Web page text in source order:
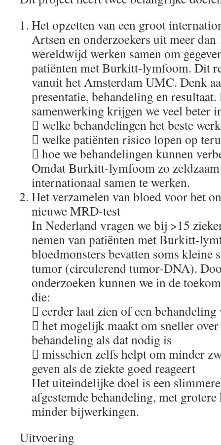
Het opzetten van een groot
Artsen en onderzoekers uit meer
wereldwijd werken samen om
patiënten met Burkitt-lymfoom. Dit
vanuit het Amsterdam UMC. Denk
presentatie, behandeling en
samenwerking krijgen we veel beter
 welke behandelingen het beste
 welke patiënten risico lopen op
 hoe we behandelingen kunnen
Omdat Burkitt-lymfoom zo
internationaal samen te werken.
Het verzamelen van bloed voor het
nieuwe MRD-test
In Nederland vragen we bij >15
nemen van patiënten met Burkitt-
bloedmonsters bevatten soms kleine
tumor (circulerend tumor-DNA).
onderzoeken kunnen we in de
die:
 eerder laat zien of een
 het mogelijk maakt om sneller over
behandeling als dat nodig is
 misschien zelfs helpt om minder
geven als de ziekte goed reageert
Het uiteindelijke doel is een
afgestemde behandeling, met
minder bijwerkingen.
Uitvoering